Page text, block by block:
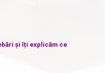
și îți explicăm ce